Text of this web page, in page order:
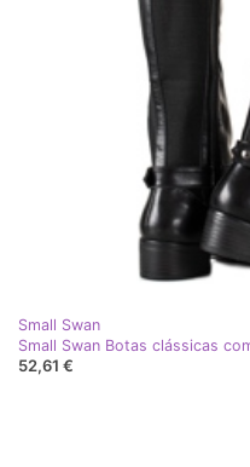
Small Swan
Small Swan Botas clássicas
52,61 €